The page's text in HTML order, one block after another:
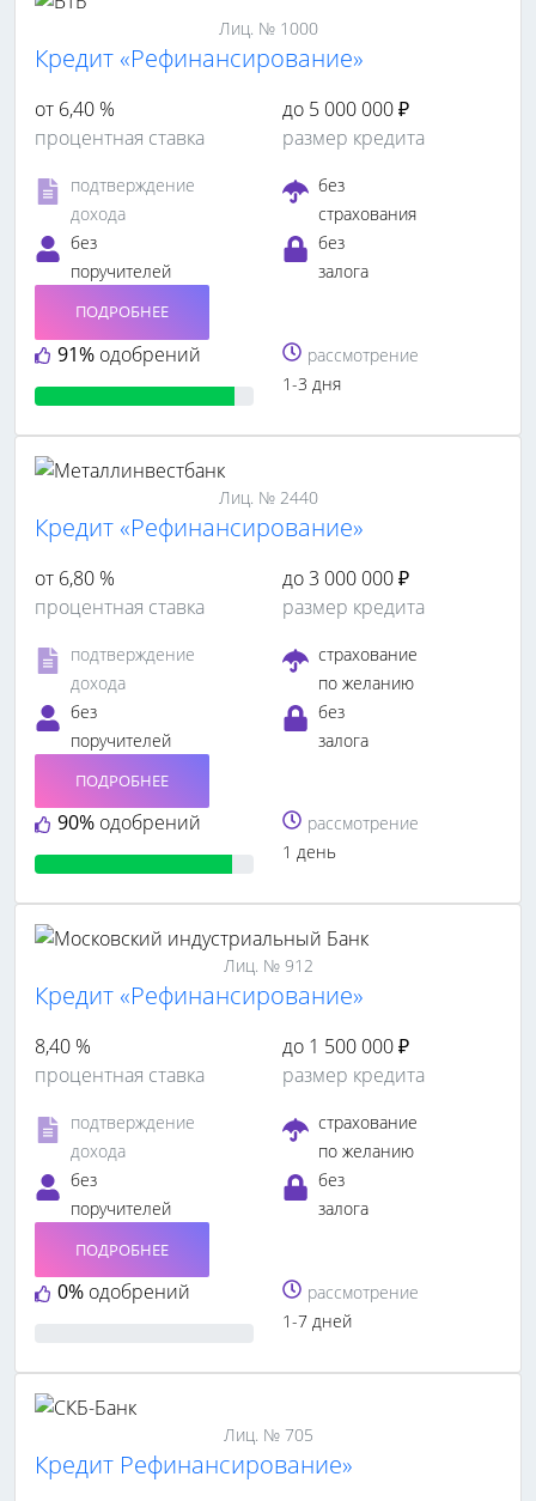
Лиц. № 1000
Кредит «Рефинансирование»
от 6,40 %
процентная ставка
до 5 000 000 ₽
размер кредита
подтверждение
дохода
без
страхования
без
поручителей
без
залога
91% одобрений
ПОДРОБНЕЕ
рассмотрение
1-3 дня
Лиц. № 2440
Кредит «Рефинансирование»
от 6,80 %
процентная ставка
до 3 000 000 ₽
размер кредита
подтверждение
дохода
страхование
по желанию
без
поручителей
без
залога
90% одобрений
ПОДРОБНЕЕ
рассмотрение
1 день
Лиц. № 912
Кредит «Рефинансирование»
8,40 %
процентная ставка
до 1 500 000 ₽
размер кредита
подтверждение
дохода
страхование
по желанию
без
поручителей
без
залога
0% одобрений
ПОДРОБНЕЕ
рассмотрение
1-7 дней
Лиц. № 705
Кредит Рефинансирование»